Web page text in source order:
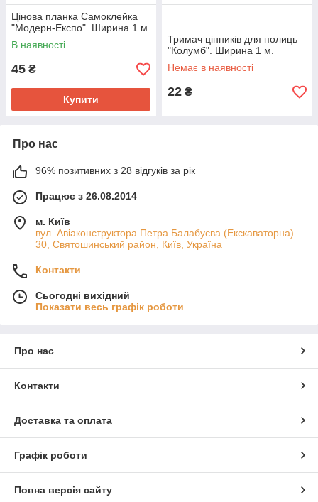
Работаем с наложенным платежом
Отгрузка товара в день оплаты
Цінова планка Самоклейка
"Модерн-Експо". Ширина 1 м.
В наявності
45 ₴
Купити
Тримач цінників для полиць
"Колумб". Ширина 1 м.
Немає в наявності
22 ₴
Про нас
96% позитивних з 28 відгуків за рік
Працює з 26.08.2014
м. Київ
вул. Авіаконструктора Петра Балабуєва (Екскаваторна)
30, Святошинський район, Київ, Україна
Контакти
Сьогодні вихідний
Показати весь графік роботи
Про нас
Контакти
Доставка та оплата
Графік роботи
Повна версія сайту